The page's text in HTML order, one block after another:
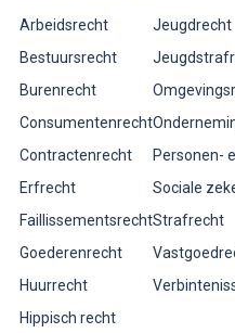
Arbeidsrecht
Bestuursrecht
Burenrecht
Consumentenrecht
Contractenrecht
Erfrecht
Faillissementsrecht
Goederenrecht
Huurrecht
Hippisch recht
Jeugdrecht
Personen-
Sociale
Strafrecht